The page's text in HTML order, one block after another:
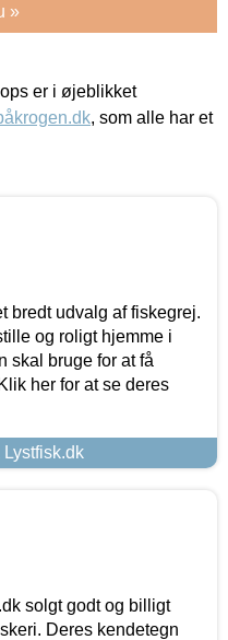
»
er i øjeblikket
, som alle har et
bredt udvalg af fiskegrej.
og roligt hjemme i
skal bruge for at få
her for at se deres
solgt godt og billigt
Deres kendetegn